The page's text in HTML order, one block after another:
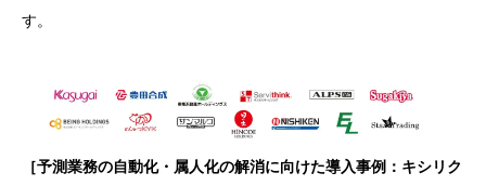
す。
［予測業務の自動化・属人化の解消に向けた導入事例：キシリク